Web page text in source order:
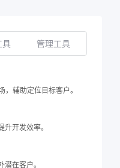
具 管理工具
，辅助定位目标客户。
升开发效率。
潜在客户。